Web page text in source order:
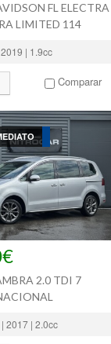
FL ELECTRA
LIMITED 114
| 1.9cc
Comparar
2.0 TDI 7
2017 | 2.0cc